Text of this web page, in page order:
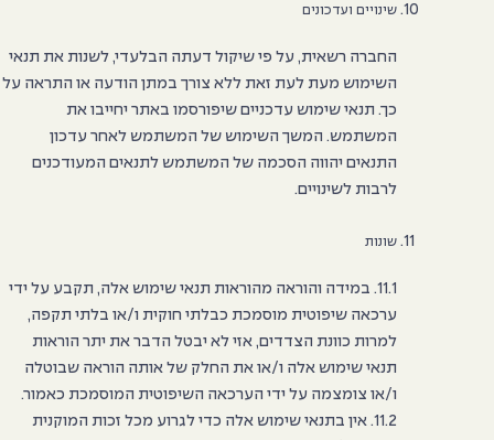
שינויים ועדכונים
החברה רשאית, על פי שיקול דעתה הבלעדי, לשנות את תנאי
השימוש מעת לעת זאת ללא צורך במתן הודעה או התראה על
כך. תנאי שימוש עדכניים שיפורסמו באתר יחייבו את
המשתמש. המשך השימוש של המשתמש לאחר עדכון
התנאים יהווה הסכמה של המשתמש לתנאים המעודכנים
לרבות לשינויים.
שונות
11.1. במידה והוראה מהוראות תנאי שימוש אלה, תקבע על ידי
ערכאה שיפוטית מוסמכת כבלתי חוקית ו/או בלתי תקפה,
למרות כוונת הצדדים, אזי לא יבטל הדבר את יתר הוראות
תנאי שימוש אלה ו/או את החלק של אותה הוראה שבוטלה
ו/או צומצמה על ידי הערכאה השיפוטית המוסמכת כאמור.
11.2. אין בתנאי שימוש אלה כדי לגרוע מכל זכות המוקנית